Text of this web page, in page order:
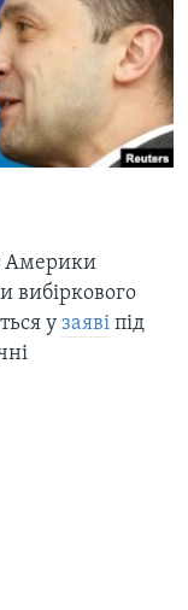
Америки
вибіркового
у заяві під